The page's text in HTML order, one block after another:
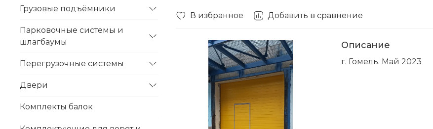
В избранное Добавить в сравнение
Описание
г. Гомель. Май 2023
Грузовые подъёмники
Парковочные системы и
шлагбаумы
Перегрузочные системы
Двери
Комплекты балок